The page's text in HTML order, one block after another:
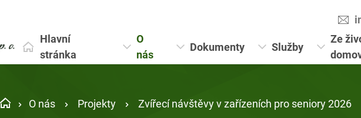
Hlavní
stránka
O
nás
Dokumenty Služby
Ze
O nás Projekty Zvířecí návštěvy v zařízeních pro seniory 2026